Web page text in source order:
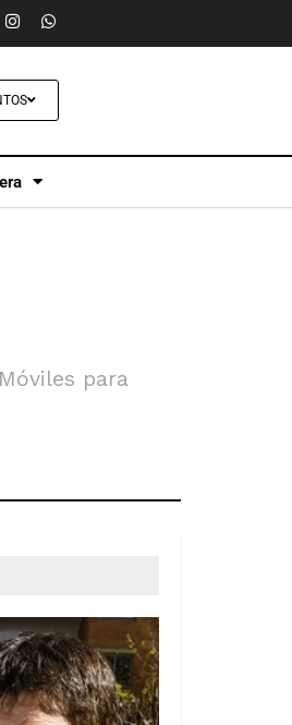
para